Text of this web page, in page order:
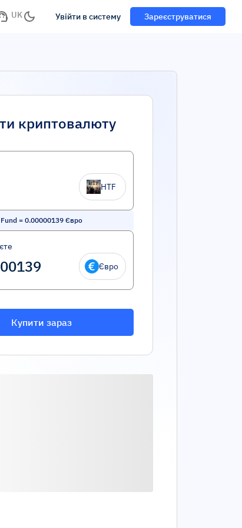
UK Увійти в систему Зареєструватися
криптовалюту
HTF
= 0.00000139 Євро
Євро
Купити зараз